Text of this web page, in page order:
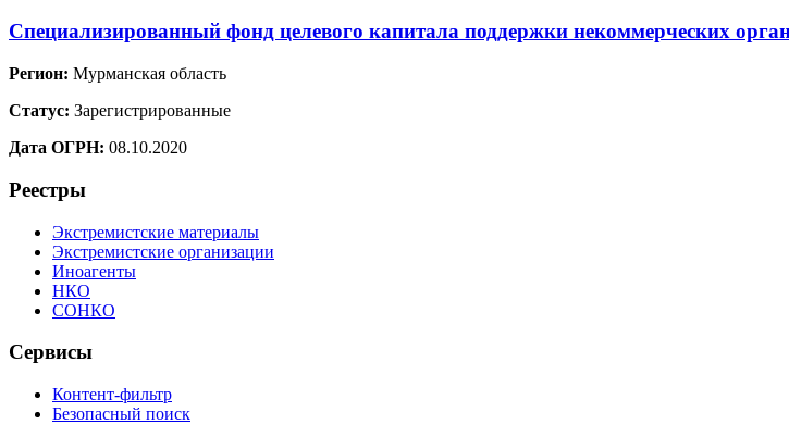
Специализированный фонд целевого капитала поддержки некоммерческих
Регион: Мурманская область
Статус: Зарегистрированные
Дата ОГРН: 08.10.2020
Реестры
Экстремистские материалы
Экстремистские организации
Иноагенты
НКО
СОНКО
Сервисы
Контент-фильтр
Безопасный поиск